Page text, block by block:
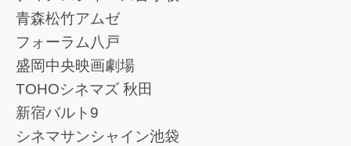
青森松竹アムゼ
フォーラム八戸
盛岡中央映画劇場
TOHOシネマズ 秋田
新宿バルト9
シネマサンシャイン池袋